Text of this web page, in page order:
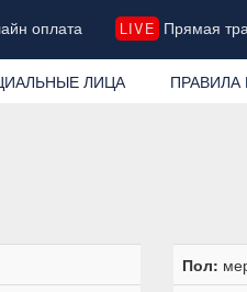
оплата LIVE Прямая
ЛИЦА
Пол: